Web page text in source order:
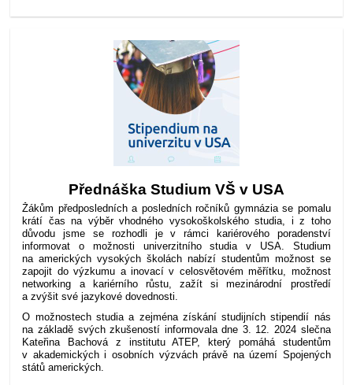
Přednáška Studium VŠ v USA
Žákům předposledních a posledních ročníků gymnázia se pomalu
krátí čas na výběr vhodného vysokoškolského studia, i z toho
důvodu jsme se rozhodli je v rámci kariérového poradenství
informovat o možnosti univerzitního studia v USA. Studium
na amerických vysokých školách nabízí studentům možnost se
zapojit do výzkumu a inovací v celosvětovém měřítku, možnost
networking a kariérního růstu, zažít si mezinárodní prostředí
a zvýšit své jazykové dovednosti.
O možnostech studia a zejména získání studijních stipendií nás
na základě svých zkušeností informovala dne 3. 12. 2024 slečna
Kateřina Bachová z institutu ATEP, který pomáhá studentům
v akademických i osobních výzvách právě na území Spojených
států amerických.